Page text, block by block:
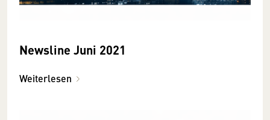
Newsline Juni 2021
Weiterlesen